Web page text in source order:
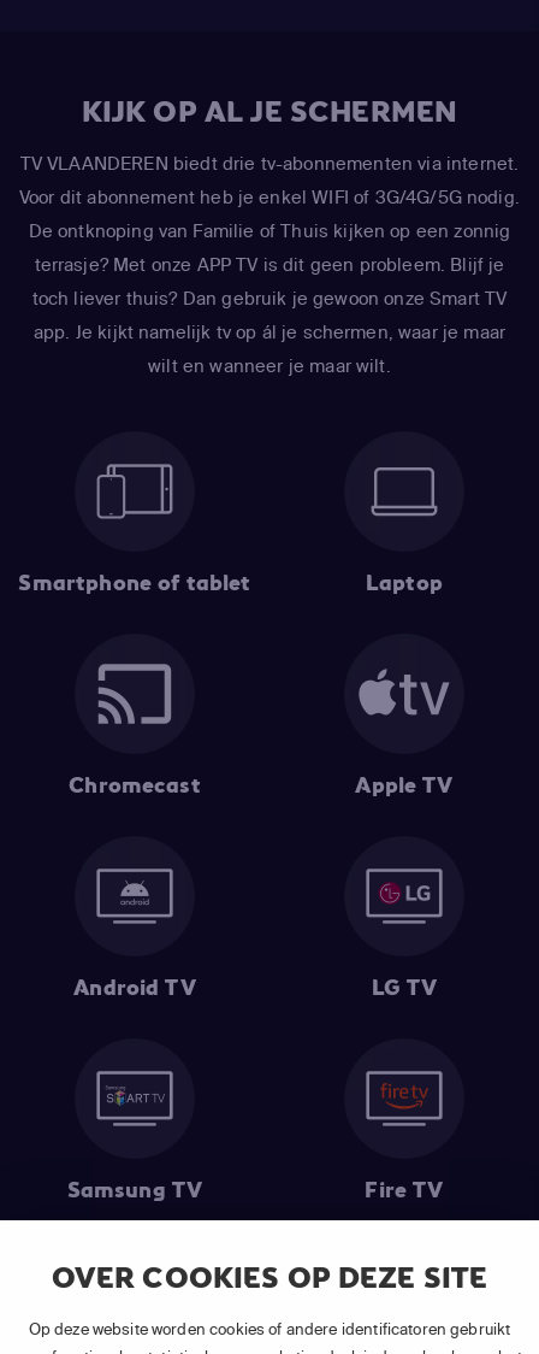
OVER COOKIES OP DEZE SITE
Op deze website worden cookies of andere identificatoren gebruikt
KIJK OP AL JE SCHERMEN
TV VLAANDEREN biedt drie tv-abonnementen via internet.
Voor dit abonnement heb je enkel WIFI of 3G/4G/5G nodig.
De ontknoping van Familie of Thuis kijken op een zonnig
terrasje? Met onze APP TV is dit geen probleem. Blijf je
toch liever thuis? Dan gebruik je gewoon onze Smart TV
app. Je kijkt namelijk tv op ál je schermen, waar je maar
wilt en wanneer je maar wilt.
Smartphone of tablet Laptop
Chromecast Apple TV
Android TV LG TV
Samsung TV Fire TV
(1) De eerste 30 dagen gratis: Geldig op alle nieuwe abonnementen